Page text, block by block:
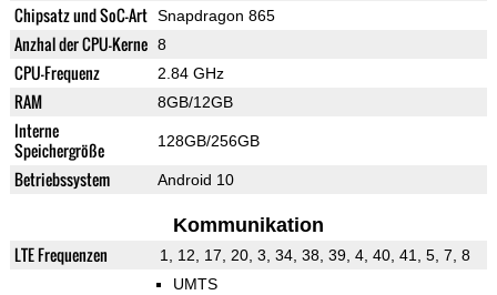
Chipsatz und SoC-Art Snapdragon 865
Anzhal der CPU-Kerne 8
CPU-Frequenz 2.84 GHz
RAM 8GB/12GB
Interne
Speichergröße
128GB/256GB
Betriebssystem Android 10
Kommunikation
LTE Frequenzen 1, 12, 17, 20, 3, 34, 38, 39, 4, 40, 41, 5, 7, 8
UMTS